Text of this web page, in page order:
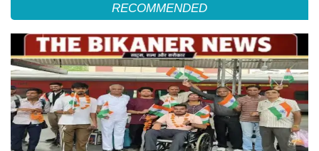
RECOMMENDED